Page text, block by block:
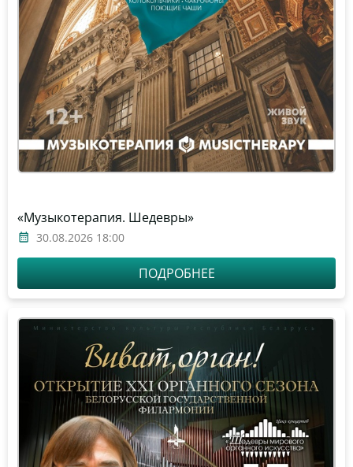
«Музыкотерапия. Шедевры»
30.08.2026 18:00
ПОДРОБНЕЕ